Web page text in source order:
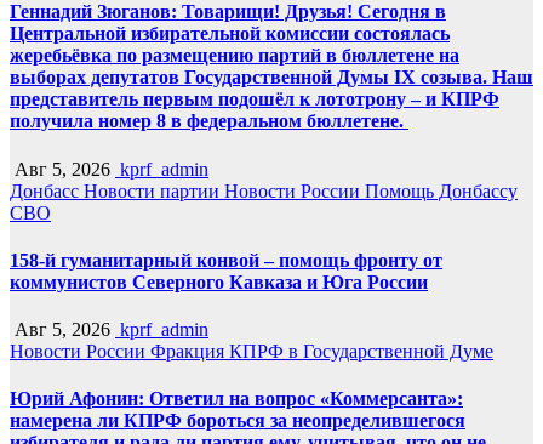
Геннадий Зюганов: Товарищи! Друзья! Сегодня в
Центральной избирательной комиссии состоялась
жеребьёвка по размещению партий в бюллетене на
выборах депутатов Государственной Думы IX созыва. Наш
представитель первым подошёл к лототрону – и КПРФ
получила номер 8 в федеральном бюллетене.
Авг 5, 2026 kprf_admin
Донбасс Новости партии Новости России Помощь Донбассу
СВО
158-й гуманитарный конвой – помощь фронту от
коммунистов Северного Кавказа и Юга России
Авг 5, 2026 kprf_admin
Новости России Фракция КПРФ в Государственной Думе
Юрий Афонин: Ответил на вопрос «Коммерсанта»:
намерена ли КПРФ бороться за неопределившегося